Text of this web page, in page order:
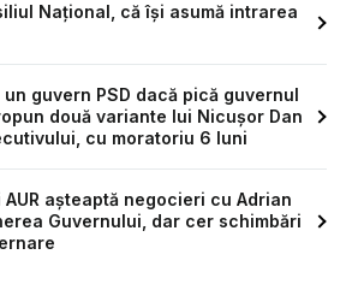
Național, că își asumă intrarea
un guvern PSD dacă pică guvernul
două variante lui Nicușor Dan
cu moratoriu 6 luni
așteaptă negocieri cu Adrian
Guvernului, dar cer schimbări